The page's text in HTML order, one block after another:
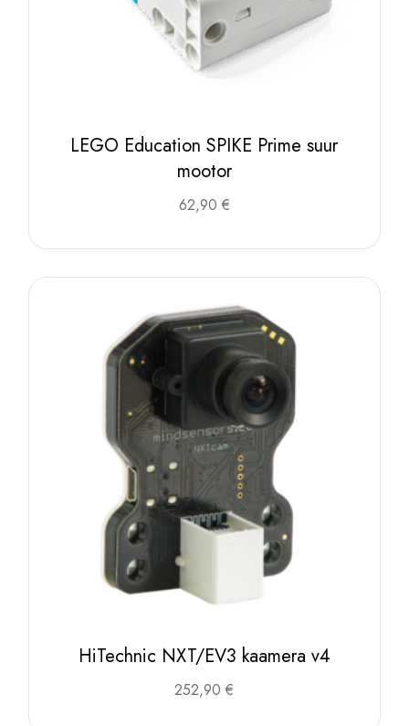
LEGO Education SPIKE Prime suur
mootor
62,90 €
HiTechnic NXT/EV3 kaamera v4
252,90€